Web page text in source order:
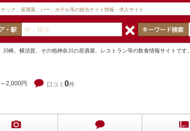
ック、居酒屋、バー、ホテル等の総合ナイト情報・求人サイト
崎、横須賀、その他神奈川の居酒屋、レストラン等の飲食情報サイトです。
2,000円 口コミ 0件